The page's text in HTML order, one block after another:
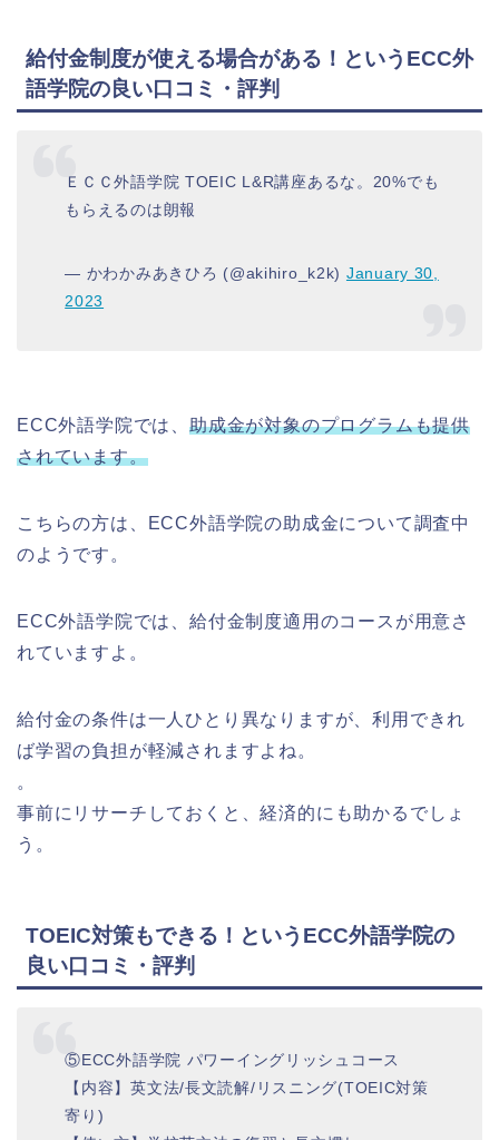
給付金制度が使える場合がある！というECC外
語学院の良い口コミ・評判
ＥＣＣ外語学院 TOEIC L&R講座あるな。20%でも
もらえるのは朗報
— かわかみあきひろ (@akihiro_k2k) January 30,
2023
ECC外語学院では、 助成金が対象のプログラムも提供
されています。
こちらの方は、ECC外語学院の助成金について調査中
のようです。
ECC外語学院では、給付金制度適用のコースが用意さ
れていますよ。
給付金の条件は一人ひとり異なりますが、利用できれ
ば学習の負担が軽減されますよね。
。
事前にリサーチしておくと、経済的にも助かるでしょ
う。
TOEIC対策もできる！というECC外語学院の
良い口コミ・評判
⑤ECC外語学院 パワーイングリッシュコース
【内容】英文法/長文読解/リスニング(TOEIC対策
寄り)